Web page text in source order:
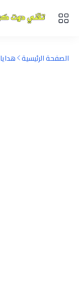
الصفحة الرئيسية هدايا